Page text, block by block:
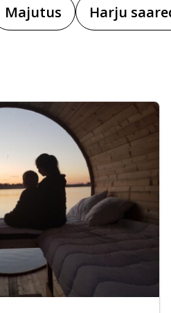
Majutus Harju